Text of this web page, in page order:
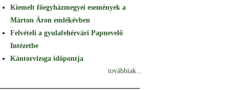
Kiemelt főegyházmegyei események a
Márton Áron emlékévben
Felvételi a gyulafehérvári Papnevelő
Intézetbe
Kántorvizsga időpontja
továbbiak...